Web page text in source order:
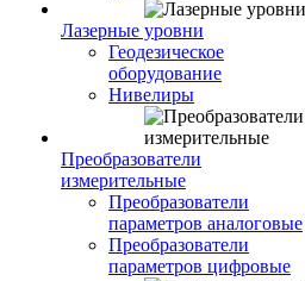
Лазерные уровни
Геодезическое
оборудование
Нивелиры
Преобразователи
измерительные
Преобразователи
параметров аналоговые
Преобразователи
параметров цифровые